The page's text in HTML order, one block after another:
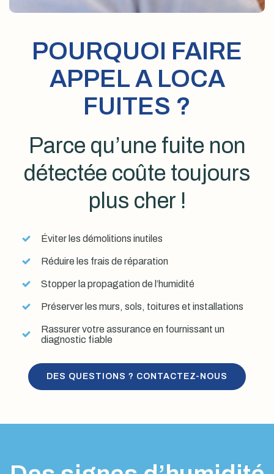
POURQUOI FAIRE
APPEL A LOCA
FUITES ?
Parce qu’une fuite non
détectée coûte toujours
plus cher !
Éviter les démolitions inutiles
Réduire les frais de réparation
Stopper la propagation de l’humidité
Préserver les murs, sols, toitures et installations
Rassurer votre assurance en fournissant un
diagnostic fiable
DES QUESTIONS ? CONTACTEZ-NOUS